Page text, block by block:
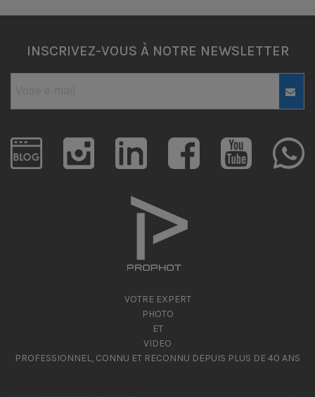
INSCRIVEZ-VOUS À NOTRE NEWSLETTER
VOTRE EXPERT
PHOTO
ET
VIDEO
PROFESSIONNEL, CONNU ET RECONNU DEPUIS PLUS DE 40 ANS